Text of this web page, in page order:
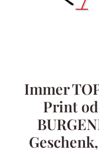
Immer
Print